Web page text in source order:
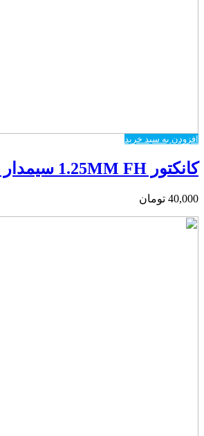
افزودن به سبد خرید
کانکتور 1.25MM FH سیمدار 5 پین
40,000 تومان